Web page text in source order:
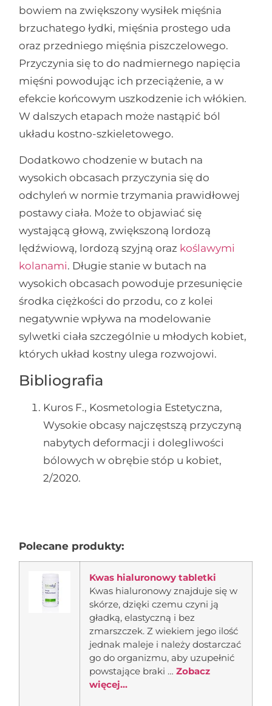
bowiem na zwiększony wysiłek mięśnia
brzuchatego łydki, mięśnia prostego uda
oraz przedniego mięśnia piszczelowego.
Przyczynia się to do nadmiernego napięcia
mięśni powodując ich przeciążenie, a w
efekcie końcowym uszkodzenie ich włókien.
W dalszych etapach może nastąpić ból
układu kostno-szkieletowego.
Dodatkowo chodzenie w butach na
wysokich obcasach przyczynia się do
odchyleń w normie trzymania prawidłowej
postawy ciała. Może to objawiać się
wystającą głową, zwiększoną lordozą
lędźwiową, lordozą szyjną oraz koślawymi
kolanami. Długie stanie w butach na
wysokich obcasach powoduje przesunięcie
środka ciężkości do przodu, co z kolei
negatywnie wpływa na modelowanie
sylwetki ciała szczególnie u młodych kobiet,
których układ kostny ulega rozwojowi.
Bibliografia
Kuros F., Kosmetologia Estetyczna,
Wysokie obcasy najczęstszą przyczyną
nabytych deformacji i dolegliwości
bólowych w obrębie stóp u kobiet,
2/2020.
Polecane produkty:
Kwas hialuronowy tabletki
Kwas hialuronowy znajduje się w
skórze, dzięki czemu czyni ją
gładką, elastyczną i bez
zmarszczek. Z wiekiem jego ilość
jednak maleje i należy dostarczać
go do organizmu, aby uzupełnić
powstające braki …Zobacz
więcej...